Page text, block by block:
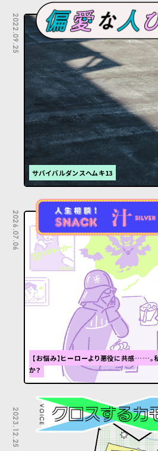
2022.09.25
サバイバルダンスヘムキ13
2026.07.06
【お悩み】ヒーローより悪役に共感……。
か？
2023.12.25